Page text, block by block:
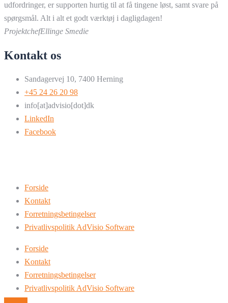
udfordringer, er supporten hurtig til at få tingene løst, samt svare på
spørgsmål. Alt i alt et godt værktøj i dagligdagen!
ProjektchefEllinge Smedie
Kontakt os
Sandagervej 10, 7400 Herning
+45 24 26 20 98
info[at]advisio[dot]dk
LinkedIn
Facebook
Forside
Kontakt
Forretningsbetingelser
Privatlivspolitik AdVisio Software
Forside
Kontakt
Forretningsbetingelser
Privatlivspolitik AdVisio Software